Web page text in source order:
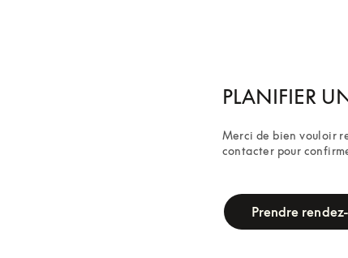
PLANIFIER
Merci de bien vouloir
contacter pour
Prendre